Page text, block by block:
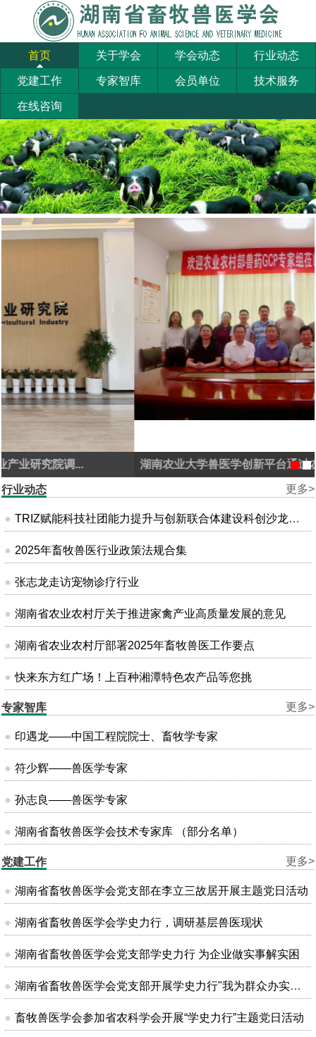
首页 关于学会 学会动态 行业动态
党建工作 专家智库 会员单位 技术服务
在线咨询
湖南农业大学兽医学创新平台通过农业农村部兽药...
更多>
行业动态
TRIZ赋能科技社团能力提升与创新联合体建设科创沙龙在昆明成功举办
2025年畜牧兽医行业政策法规合集
张志龙走访宠物诊疗行业
湖南省农业农村厅关于推进家禽产业高质量发展的意见
湖南省农业农村厅部署2025年畜牧兽医工作要点
快来东方红广场！上百种湘潭特色农产品等您挑
更多>
专家智库
印遇龙——中国工程院院士、畜牧学专家
符少辉——兽医学专家
孙志良——兽医学专家
湖南省畜牧兽医学会技术专家库 （部分名单）
更多>
党建工作
湖南省畜牧兽医学会党支部在李立三故居开展主题党日活动
湖南省畜牧兽医学会学史力行，调研基层兽医现状
湖南省畜牧兽医学会党支部学史力行 为企业做实事解实困
湖南省畜牧兽医学会党支部开展学史力行"我为群众办实事"主题党日活动
畜牧兽医学会参加省农科学会开展“学史力行”主题党日活动